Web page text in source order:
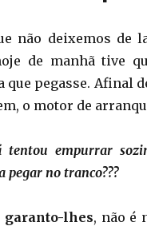
não deixemos de
de manhã tive
que pegasse. Afinal
o motor de
tentou empurrar
pegar no tranco???
garanto-lhes, não é